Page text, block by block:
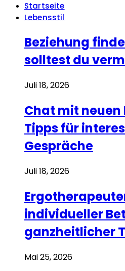
Startseite
Lebensstil
Beziehung
solltest du
Juli 18, 2026
Chat mit neuen
Tipps für
Gespräche
Juli 18, 2026
individueller
ganzheitlicher
Mai 25, 2026